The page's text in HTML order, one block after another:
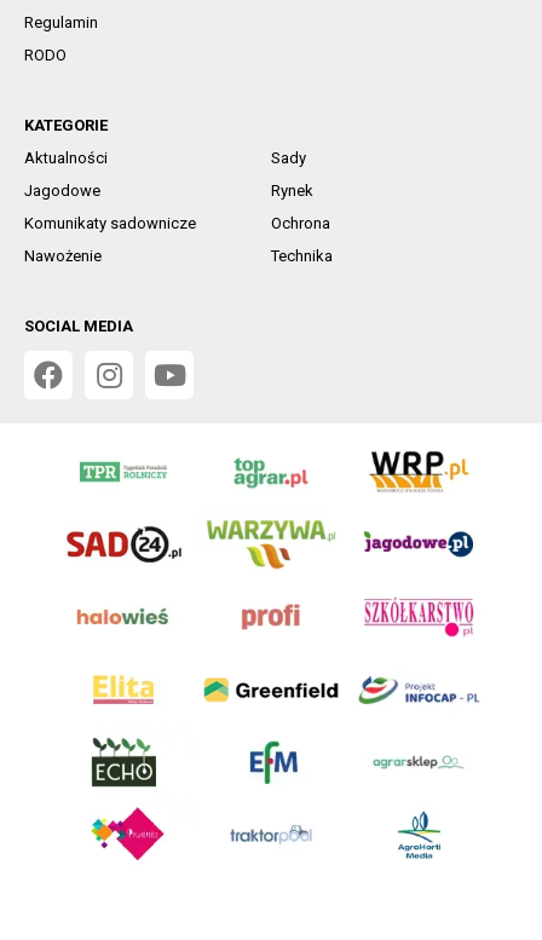
Regulamin
RODO
KATEGORIE
Aktualności
Sady
Jagodowe
Rynek
Komunikaty sadownicze
Ochrona
Nawożenie
Technika
SOCIAL MEDIA